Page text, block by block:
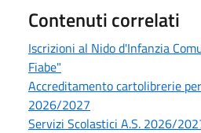
Contenuti correlati
Iscrizioni al Nido d'Infanzia
Fiabe"
Accreditamento cartolibrerie
2026/2027
Servizi Scolastici A.S. 2026/